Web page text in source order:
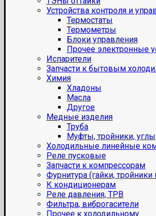
Устройства контроля и
Термостаты
Термометры
Блоки управления
Прочее электронные
Испарители
Запчасти к бытовым
Химия
Хладоны
Масла
Другое
Медные изделия
Труба
Муфты, тройники, углы
Холодильные линейные
Реле пусковые
Запчасти к компрессорам
Фурнитура (гайки, тройники
К кондиционерам
Реле давления, ТРВ
Фильтра, виброгасители
Прочее к холодильному